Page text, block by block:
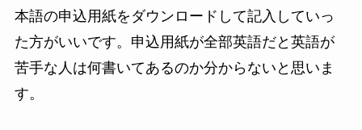
本語の申込用紙をダウンロードして記入していっ
た方がいいです。申込用紙が全部英語だと英語が
苦手な人は何書いてあるのか分からないと思いま
す。